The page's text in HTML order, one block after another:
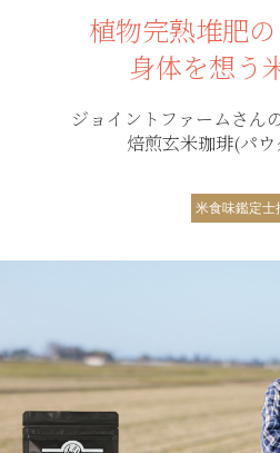
植物完熟堆肥の
身体を想う
ジョイントファームさん
焙煎玄米珈琲(パ
米食味鑑定士